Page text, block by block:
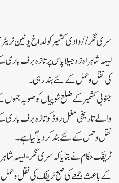
سری نگر// وادی کشمیر کو لداخ یونین
لیہہ شاہراہ زوجیلا پاس پر تازہ برف
کی نقل و حمل کے لئے بند رہی۔
جنوبی کشمیر کے ضلع شوپیاں کو صوبہ
والے تاریخی مغل روڈ کو تازہ برف باری
نقل و حمل کے لئے بند کر دیا گیا ہے۔
ٹریفک حکام نے بتایا کہ سری نگر- لیہہ
کے باعث جمعے کی صبح ٹریفک کی نقل و حمل